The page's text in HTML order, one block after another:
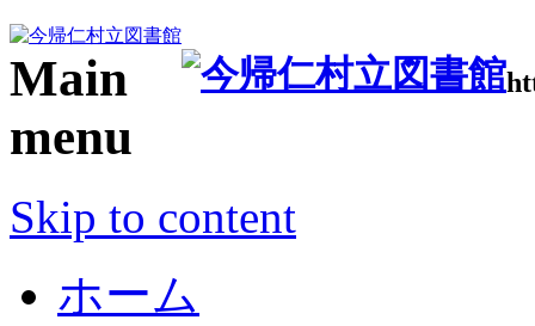
Main
menu
Skip to content
ホーム